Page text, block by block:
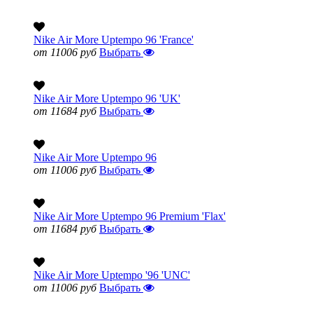
Nike Air More Uptempo 96 'France'
от 11006 руб Выбрать
Nike Air More Uptempo 96 'UK'
от 11684 руб Выбрать
Nike Air More Uptempo 96
от 11006 руб Выбрать
Nike Air More Uptempo 96 Premium 'Flax'
от 11684 руб Выбрать
Nike Air More Uptempo '96 'UNC'
от 11006 руб Выбрать